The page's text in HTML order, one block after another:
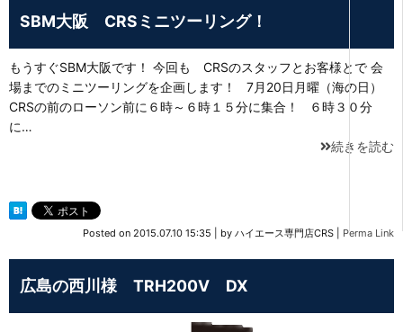
SBM大阪 CRSミニツーリング！
もうすぐSBM大阪です！ 今回も CRSのスタッフとお客様とで 会
場までのミニツーリングを企画します！ 7月20日月曜（海の日）
CRSの前のローソン前に６時～６時１５分に集合！ ６時３０分
に…
続きを読む
Posted on 2015.07.10 15:35 by ハイエース専門店CRS Perma Link
広島の西川様 TRH200V DX